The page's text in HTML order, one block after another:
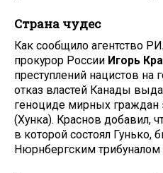
Страна чудес
Как сообщило агентство
прокурор России Игорь
преступлений нацистов на
отказ властей Канады
геноциде мирных граждан
(Хунка). Краснов добавил,
в которой состоял Гунько,
Нюрнбергским трибуналом